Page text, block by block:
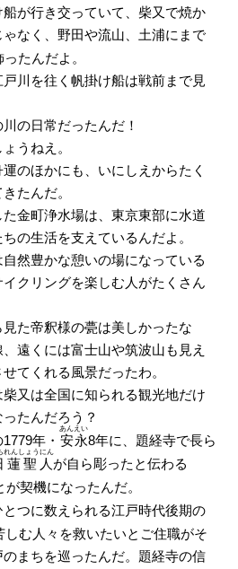
船が行き交っていて、柴又で焼か
なく、野田や流山、土浦にまで
ったんだよ。
川を往く帆掛け船は戦前まで見
の日常だったんだ！
うねえ。
のほかにも、いにしえからたく
たんだ。
金町浄水場は、東京東部に水道
の生活を支えているんだよ。
然豊かな憩いの場になっている
クリングを楽しむ人がたくさん
た帝釈様の甍は美しかったな
遠くには富士山や筑波山も見え
てくれる風景だったわ。
又は全国に知られる観光地だけ
たんだろう？
年・ 安永
あんえい
8年に、題経寺で長ら
蓮聖人
れんしょうにん
が自ら彫ったと伝わる
契機になったんだ。
とつに数えられる江戸時代後期の
しむ人々を救いたいとご住職がそ
まちを巡ったんだ。題経寺の信